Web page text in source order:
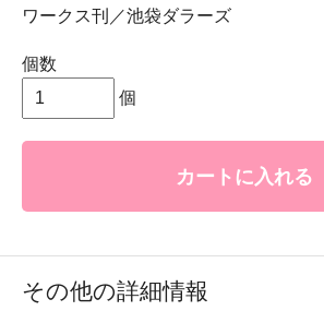
ワークス刊／池袋ダラーズ
個数
個
カートに入れる
その他の詳細情報